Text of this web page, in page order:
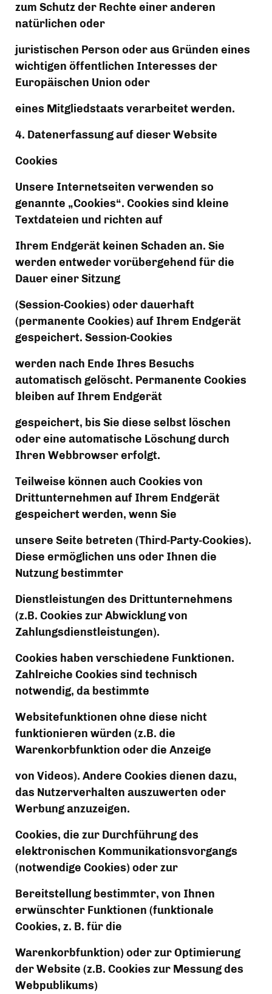
zum Schutz der Rechte einer anderen
natürlichen oder
juristischen Person oder aus Gründen eines
wichtigen öffentlichen Interesses der
Europäischen Union oder
eines Mitgliedstaats verarbeitet werden.
4. Datenerfassung auf dieser Website
Cookies
Unsere Internetseiten verwenden so
genannte „Cookies“. Cookies sind kleine
Textdateien und richten auf
Ihrem Endgerät keinen Schaden an. Sie
werden entweder vorübergehend für die
Dauer einer Sitzung
(Session-Cookies) oder dauerhaft
(permanente Cookies) auf Ihrem Endgerät
gespeichert. Session-Cookies
werden nach Ende Ihres Besuchs
automatisch gelöscht. Permanente Cookies
bleiben auf Ihrem Endgerät
gespeichert, bis Sie diese selbst löschen
oder eine automatische Löschung durch
Ihren Webbrowser erfolgt.
Teilweise können auch Cookies von
Drittunternehmen auf Ihrem Endgerät
gespeichert werden, wenn Sie
unsere Seite betreten (Third-Party-Cookies).
Diese ermöglichen uns oder Ihnen die
Nutzung bestimmter
Dienstleistungen des Drittunternehmens
(z.B. Cookies zur Abwicklung von
Zahlungsdienstleistungen).
Cookies haben verschiedene Funktionen.
Zahlreiche Cookies sind technisch
notwendig, da bestimmte
Websitefunktionen ohne diese nicht
funktionieren würden (z.B. die
Warenkorbfunktion oder die Anzeige
von Videos). Andere Cookies dienen dazu,
das Nutzerverhalten auszuwerten oder
Werbung anzuzeigen.
Cookies, die zur Durchführung des
elektronischen Kommunikationsvorgangs
(notwendige Cookies) oder zur
Bereitstellung bestimmter, von Ihnen
erwünschter Funktionen (funktionale
Cookies, z. B. für die
Warenkorbfunktion) oder zur Optimierung
der Website (z.B. Cookies zur Messung des
Webpublikums)